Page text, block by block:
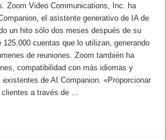
Zoom Video Communications, Inc. ha
el asistente generativo de IA de
un hito sólo dos meses después de su
125.000 cuentas que lo utilizan, generando
de reuniones. Zoom también ha
compatibilidad con más idiomas y
de AI Companion. «Proporcionar
clientes a través de …